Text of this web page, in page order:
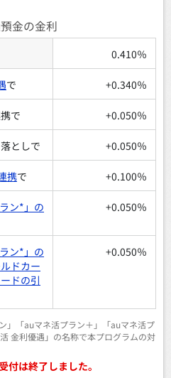
金の金利
0.410％
で +0.340％
で +0.050％
としで +0.050％
携で +0.100％
ン*」の
+0.050％
ン*」の
ドカー
ドの引
+0.050％
」「auマネ活プラン＋」「auマネ活プ
金利優遇」の名称で本プログラムの対
付は終了しました。